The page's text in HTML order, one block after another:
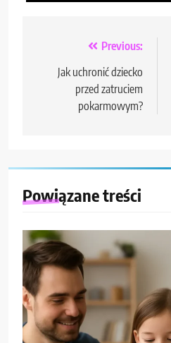
Nawigacja
wpisu
Previous:
Jak uchronić dziecko
przed zatruciem
pokarmowym?
Powiązane treści